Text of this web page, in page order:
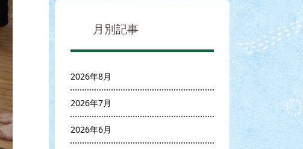
月別記事
2026年8月
2026年7月
2026年6月